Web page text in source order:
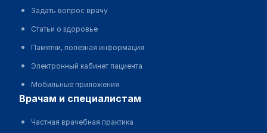
Задать вопрос врачу
Статьи о здоровье
Памятки, полезная информация
Электронный кабинет пациента
Мобильные приложения
врачам и специалистам
Частная врачебная практика